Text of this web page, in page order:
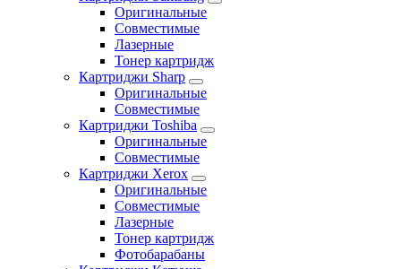
Оригинальные
Совместимые
Лазерные
Тонер картридж
Картриджи Sharp
Оригинальные
Совместимые
Картриджи Toshiba
Оригинальные
Совместимые
Картриджи Xerox
Оригинальные
Совместимые
Лазерные
Тонер картридж
Фотобарабаны